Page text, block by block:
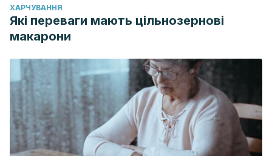
ХАРЧУВАННЯ
Які переваги мають цільнозернові
макарони